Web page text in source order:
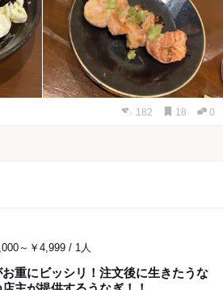
182 18 0
～￥4,999 / 1人
重にビッシリ！注文後に生きたうな